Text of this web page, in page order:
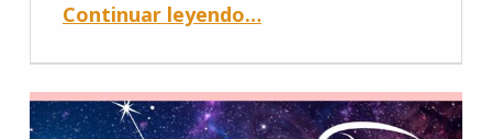
Continuar leyendo…